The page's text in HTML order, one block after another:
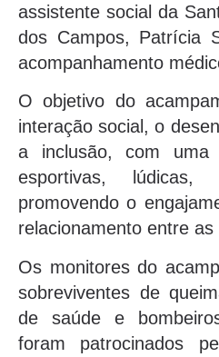
assistente social da
dos Campos, Patrícia
acompanhamento
O objetivo do
interação social, o
a inclusão, com uma
esportivas,
promovendo o
relacionamento entre as
Os monitores do
sobreviventes de
de saúde e
foram patrocinados